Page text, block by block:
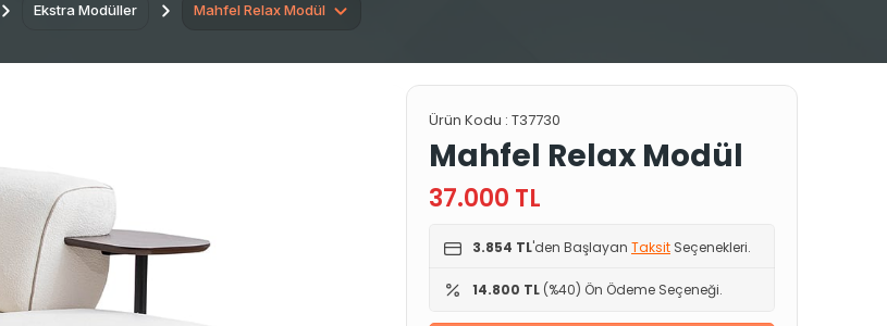
Ekstra Modüller Mahfel Relax Modül
Ürün Kodu : T37730
Mahfel Relax Modül
37.000 TL
3.854 TL'den Başlayan Taksit Seçenekleri.
14.800 TL (%40) Ön Ödeme Seçeneği.